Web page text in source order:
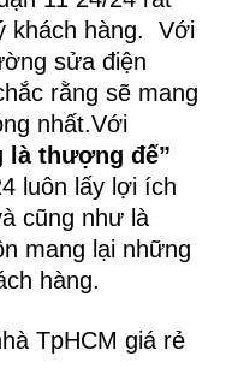
khách hàng. Với
sửa điện
rằng sẽ mang
nhất.Với
là thượng đế”
luôn lấy lợi ích
cũng như là
mang lại những
hàng.
TpHCM giá rẻ